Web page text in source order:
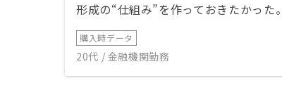
形成の“仕組み”を作っておきたかった。
購入時データ
20代 / 金融機関勤務